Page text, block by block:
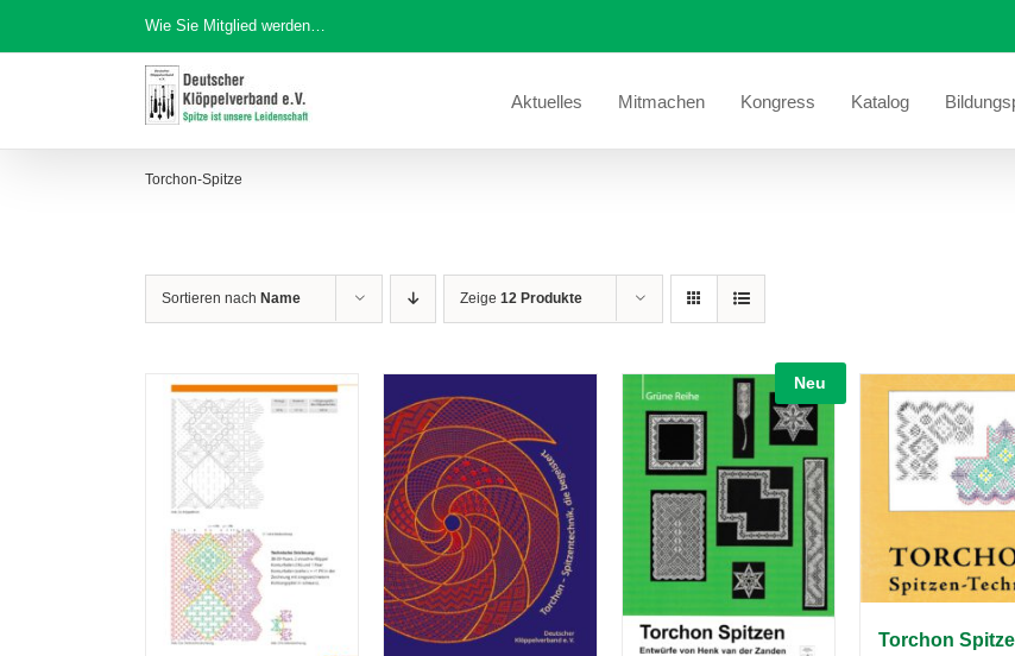
Inhalt
Wie Sie Mitglied werden…
Aktuelles Mitmachen Kongress Katalog
Torchon-Spitze
Sortieren nach Name Zeige 12 Produkte
Neu
Torchon